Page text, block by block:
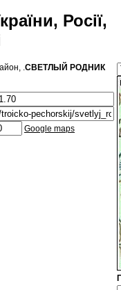
Росії,
.СВЕТЛЫЙ РОДНИК
Google maps